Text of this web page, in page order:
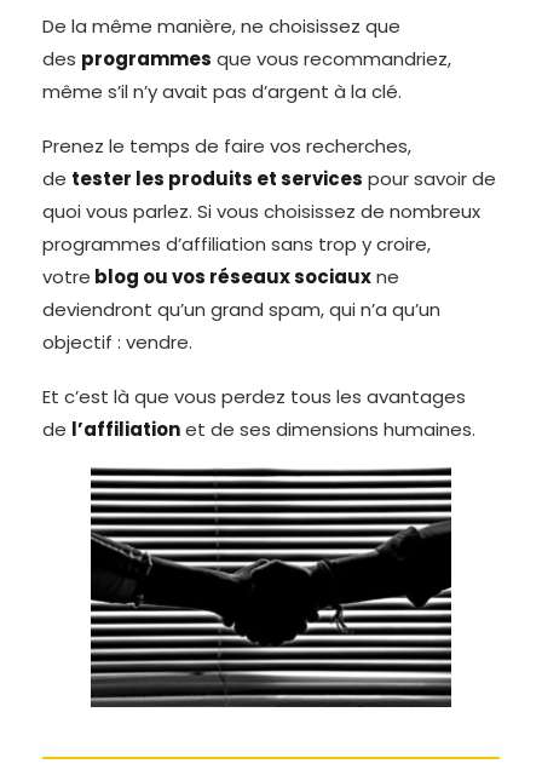
De la même manière, ne choisissez que
des programmes que vous recommandriez,
même s’il n’y avait pas d’argent à la clé.
Prenez le temps de faire vos recherches,
de tester les produits et services pour savoir de
quoi vous parlez. Si vous choisissez de nombreux
programmes d’affiliation sans trop y croire,
votre blog ou vos réseaux sociauxne
deviendront qu’un grand spam, qui n’a qu’un
objectif : vendre.
Et c’est là que vous perdez tous les avantages
de l’affiliationet de ses dimensions humaines.